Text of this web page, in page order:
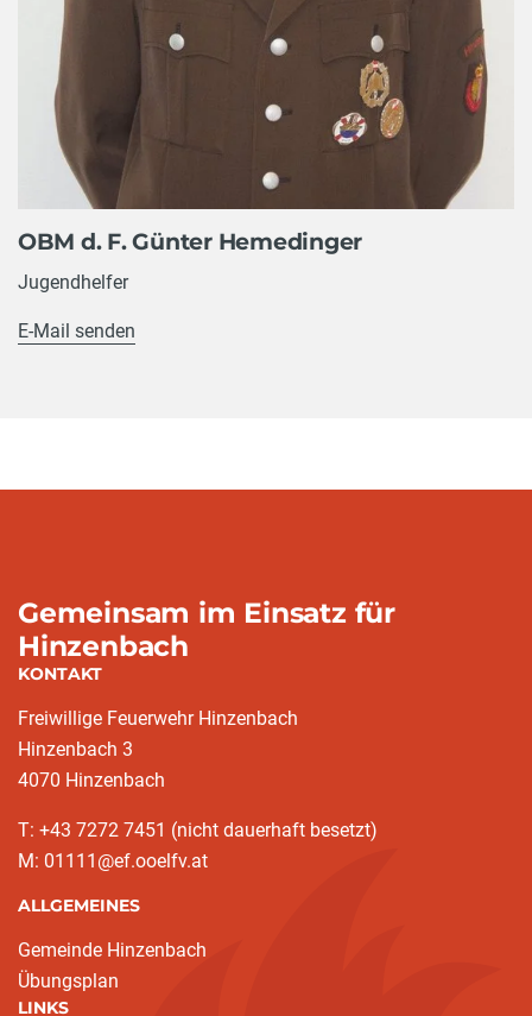
OBM d. F. Günter Hemedinger
Jugendhelfer
E-Mail senden
Gemeinsam im Einsatz für
Hinzenbach
KONTAKT
Freiwillige Feuerwehr Hinzenbach
Hinzenbach 3
4070 Hinzenbach
T: +43 7272 7451 (nicht dauerhaft besetzt)
M: 01111@ef.ooelfv.at
ALLGEMEINES
Gemeinde Hinzenbach
Übungsplan
LINKS